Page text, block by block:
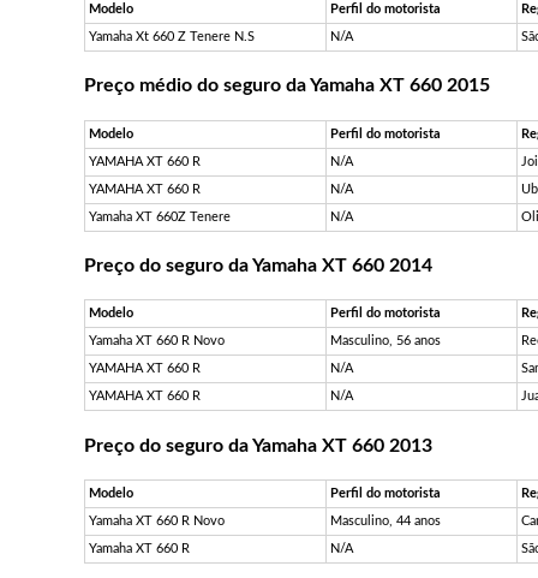
Modelo Perfil do motorista
Yamaha Xt 660 Z Tenere N.S N/A
Preço médio do seguro da Yamaha XT 660 2015
Modelo Perfil do motorista
YAMAHA XT 660 R N/A
YAMAHA XT 660 R N/A
Yamaha XT 660Z Tenere N/A
Preço do seguro da Yamaha XT 660 2014
Modelo Perfil do motorista
Yamaha XT 660 R Novo Masculino, 56 anos
YAMAHA XT 660 R N/A
YAMAHA XT 660 R N/A
Preço do seguro da Yamaha XT 660 2013
Modelo Perfil do motorista
Yamaha XT 660 R Novo Masculino, 44 anos
Yamaha XT 660 R N/A